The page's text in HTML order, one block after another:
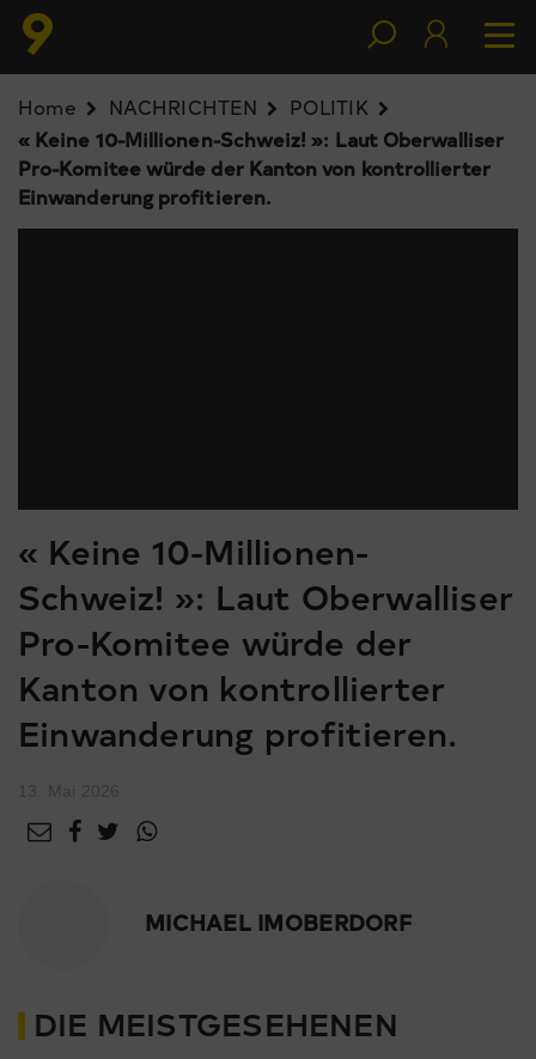
Home NACHRICHTEN
POLITIK
« Keine 10-Millionen-Schweiz! »: Laut Oberwalliser
Pro-Komitee würde der Kanton von kontrollierter
Einwanderung profitieren.
« Keine 10-Millionen-
Schweiz! »: Laut Oberwalliser
Pro-Komitee würde der
Kanton von kontrollierter
Einwanderung profitieren.
MICHAEL IMOBERDORF
DIE MEISTGESEHENEN